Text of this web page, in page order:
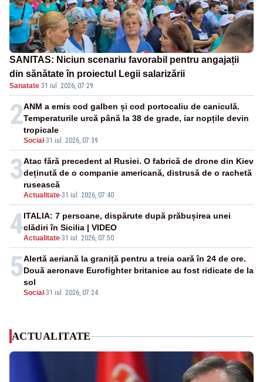
SANITAS: Niciun scenariu favorabil pentru angajații
din sănătate în proiectul Legii salarizării
Sanatate·31 iul. 2026, 07:29
2
Social -31 iul. 2026, 07:39
ANM a emis cod galben și cod portocaliu de caniculă.
Temperaturile urcă până la 38 de grade, iar nopțile devin
tropicale
3
Actualitate-31 iul. 2026, 07:40
Atac fără precedent al Rusiei. O fabrică de drone din Kiev
deținută de o companie americană, distrusă de o rachetă
rusească
4Actualitate-31 iul. 2026, 07:50
ITALIA: 7 persoane, dispărute după prăbușirea unei
clădiri în Sicilia | VIDEO
5
Social -31 iul. 2026, 07:24
Alertă aeriană la graniță pentru a treia oară în 24 de ore.
Două aeronave Eurofighter britanice au fost ridicate de la
sol
ACTUALITATE